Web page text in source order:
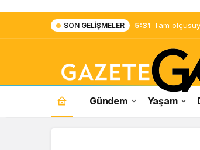
SON GELIŞMELER 5:31 Tam
Gündem Yaşam